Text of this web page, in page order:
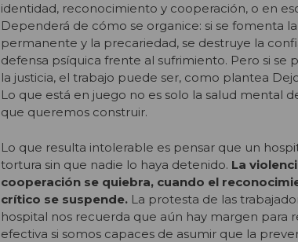
identidad, reconocimiento y cooperación, o en
Dependerá de cómo se organice: si se fomenta
permanente y la precariedad, se destruye la
defensa psíquica frente al sufrimiento. Pero si
la justicia, el trabajo puede ser, como plantea
Lo que está en juego no es solo la salud mental
que queremos construir.
Lo que resulta intolerable es pensar que un
tortura sin que nadie lo haya detenido. La
cooperación se quiebra, cuando el
crítico se suspende. La protesta de las
hospital nos recuerda que aún hay margen para
efectiva si somos capaces de asumir que la